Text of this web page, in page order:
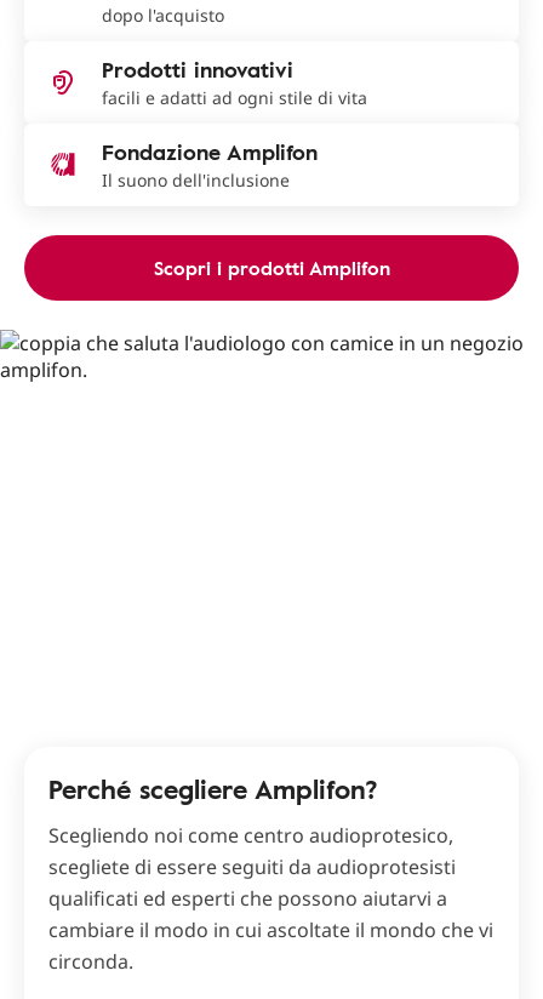
dopo l'acquisto
Prodotti innovativi
facili e adatti ad ogni stile di vita
Fondazione Amplifon
Il suono dell'inclusione
Scopri i prodotti Amplifon
Perché scegliere Amplifon?
Scegliendo noi come centro audioprotesico,
scegliete di essere seguiti da audioprotesisti
qualificati ed esperti che possono aiutarvi a
cambiare il modo in cui ascoltate il mondo che vi
circonda.